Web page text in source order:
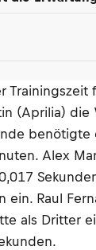
Trainingszeit
(Aprilia) die
benötigte
Alex
ein. Raul
als Dritter